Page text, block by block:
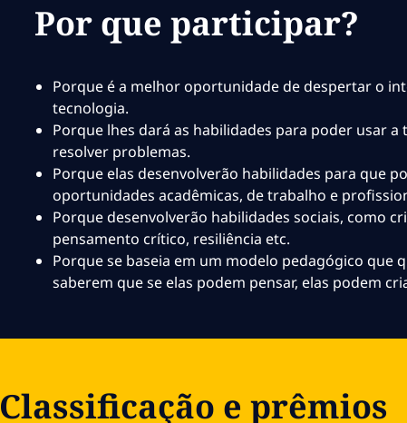
Por que participar?
Porque é a melhor oportunidade de despertar o
tecnologia.
Porque lhes dará as habilidades para poder usar
resolver problemas.
Porque elas desenvolverão habilidades para que
oportunidades acadêmicas, de trabalho e
Porque desenvolverão habilidades sociais, como
pensamento crítico, resiliência etc.
Porque se baseia em um modelo pedagógico que
saberem que se elas podem pensar, elas podem
Classificação e prêmios